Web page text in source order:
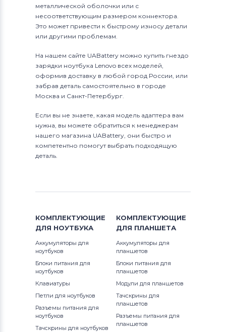
металлической оболочки или с
несоответствующим размером коннектора.
Это может привести к быстрому износу детали
или другими проблемам.
На нашем сайте UABattery можно купить гнездо
зарядки ноутбука Lenovo всех моделей,
оформив доставку в любой город России, или
забрав деталь самостоятельно в городе
Москва и Санкт-Петербург.
Если вы не знаете, какая модель адаптера вам
нужна, вы можете обратиться к менеджерам
нашего магазина UABattery, они быстро и
компетентно помогут выбрать подходящую
деталь.
КОМПЛЕКТУЮЩИЕ
ДЛЯ НОУТБУКА
Аккумуляторы для
ноутбуков
Блоки питания для
ноутбуков
Клавиатуры
Петли для ноутбуков
Разъемы питания для
ноутбуков
Тачскрины для ноутбуков
КОМПЛЕКТУЮЩИЕ
ДЛЯ ПЛАНШЕТА
Аккумуляторы для
планшетов
Блоки питания для
планшетов
Модули для планшетов
Тачскрины для
планшетов
Разъемы питания для
планшетов